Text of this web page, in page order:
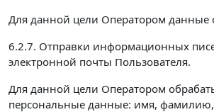
Для данной цели Оператором данные
6.2.7. Отправки информационных
электронной почты Пользователя.
Для данной цели Оператором
персональные данные: имя, фамилию,